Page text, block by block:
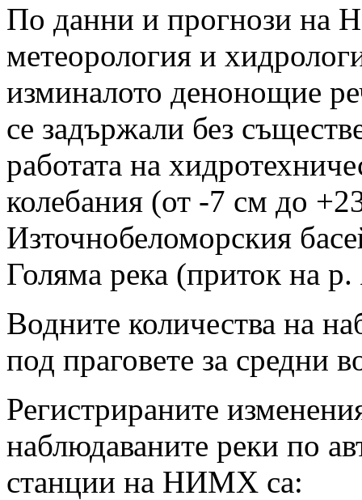
По данни и прогнози на
метеорология и
изминалото денонощие
се задържали без
работата на
колебания (от -7 см до
Източнобеломорския
Голяма река (приток на
Водните количества на
под праговете за средни
Регистрираните
наблюдаваните реки по
станции на НИМХ са: